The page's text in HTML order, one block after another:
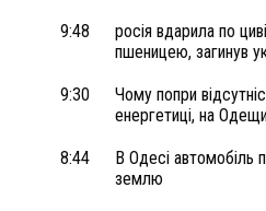
9:48
росія вдарила по
пшеницею, загинув
9:30
Чому попри
енергетиці, на
8:44
В Одесі автомобіль
землю